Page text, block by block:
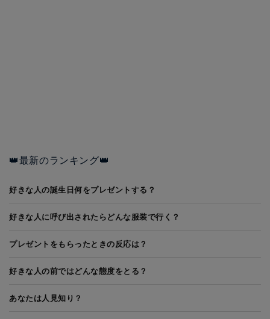
👑最新のランキング👑
好きな人の誕生日何をプレゼントする？
好きな人に呼び出されたらどんな服装で行く？
プレゼントをもらったときの反応は？
好きな人の前ではどんな態度をとる？
あなたは人見知り？